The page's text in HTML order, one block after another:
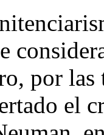
por las
el